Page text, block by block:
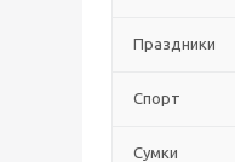
Праздники
Спорт
Сумки